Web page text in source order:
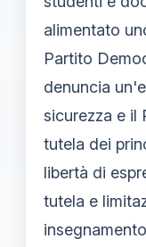
alimentato
Partito
denuncia
sicurezza e il
tutela dei
libertà di
tutela e